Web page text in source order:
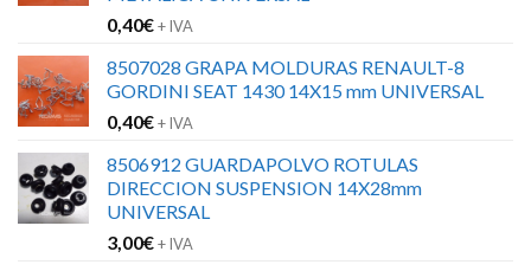
0,40€+ IVA
8507028 GRAPA MOLDURAS RENAULT-8
GORDINI SEAT 1430 14X15 mm UNIVERSAL
0,40€+ IVA
8506912 GUARDAPOLVO ROTULAS
DIRECCION SUSPENSION 14X28mm
UNIVERSAL
3,00€+ IVA